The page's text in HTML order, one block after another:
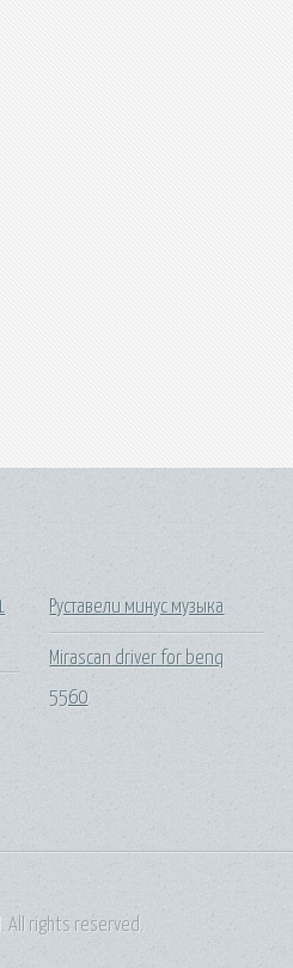
Руставели минус музыка
Mirascan driver for benq
5560
All rights reserved.